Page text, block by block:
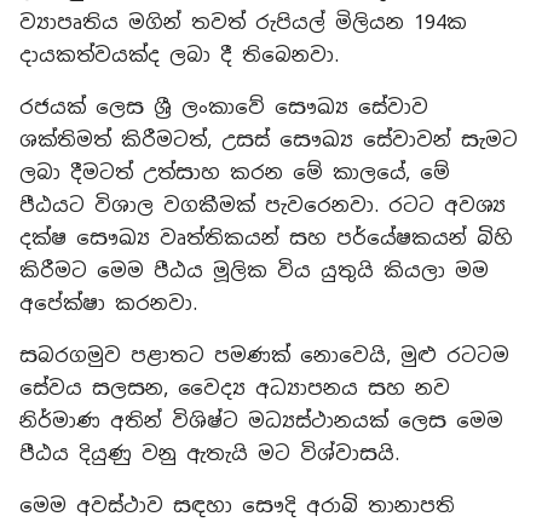
ව්‍යාපෘතිය මගින් තවත් රුපියල් මිලියන 194ක
දායකත්වයක්ද ලබා දී තිබෙනවා.
රජයක් ලෙස ශ්‍රී ලංකාවේ සෞඛ්‍ය සේවාව
ශක්තිමත් කිරීමටත්, උසස් සෞඛ්‍ය සේවාවන් සැමට
ලබා දීමටත් උත්සාහ කරන මේ කාලයේ, මේ
පීඨයට විශාල වගකීමක් පැවරෙනවා. රටට අවශ්‍ය
දක්ෂ සෞඛ්‍ය වෘත්තිකයන් සහ පර්යේෂකයන් බිහි
කිරීමට මෙම පීඨය මූලික විය යුතුයි කියලා මම
අපේක්ෂා කරනවා.
සබරගමුව පළාතට පමණක් නොවෙයි, මුළු රටටම
සේවය සලසන, වෛද්‍ය අධ්‍යාපනය සහ නව
නිර්මාණ අතින් විශිෂ්ට මධ්‍යස්ථානයක් ලෙස මෙම
පීඨය දියුණු වනු ඇතැයි මට විශ්වාසයි.
මෙම අවස්ථාව සඳහා සෞදි අරාබි තානාපති